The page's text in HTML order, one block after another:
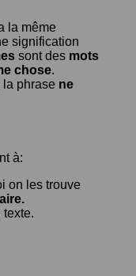
la même
signification
sont des mots
chose.
la phrase ne
à:
on les trouve
texte.